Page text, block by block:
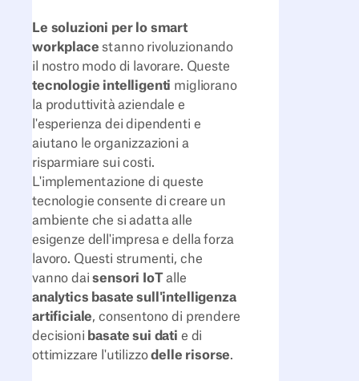
Le soluzioni per lo smart
workplace stanno rivoluzionando
il nostro modo di lavorare. Queste
tecnologie intelligenti migliorano
la produttività aziendale e
l'esperienza dei dipendenti e
aiutano le organizzazioni a
risparmiare sui costi.
L'implementazione di queste
tecnologie consente di creare un
ambiente che si adatta alle
esigenze dell'impresa e della forza
lavoro. Questi strumenti, che
vanno daisensori IoTalle
analytics basate sull'intelligenza
artificiale, consentono di prendere
decisioni basate sui dati e di
ottimizzare l'utilizzodelle risorse.